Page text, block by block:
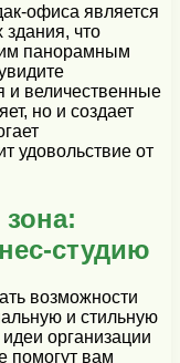
офиса является
что
панорамным
и величественные
но и создает
удовольствие от
студию
возможности
и стильную
организации
помогут вам